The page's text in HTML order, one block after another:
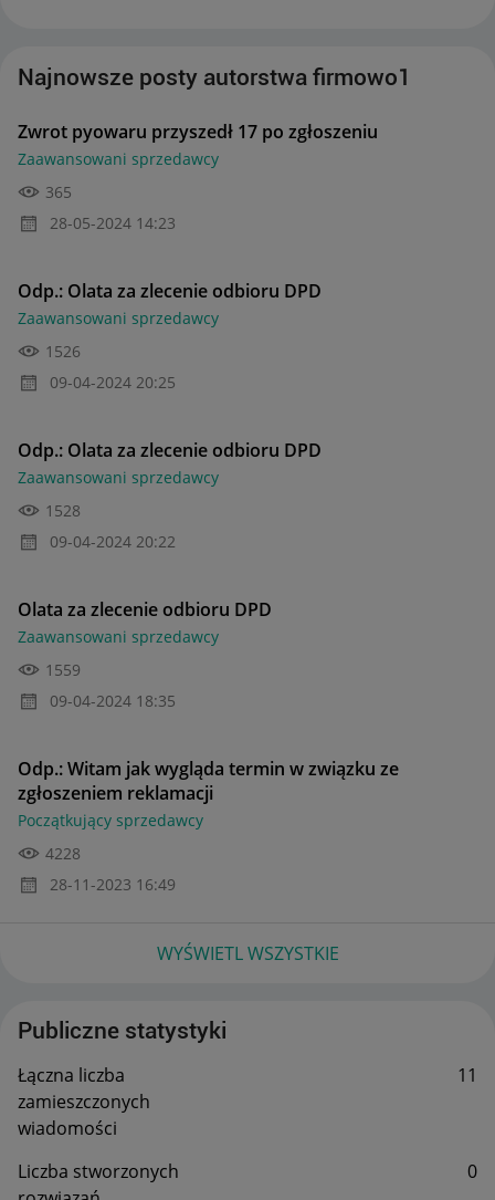
Najnowsze posty autorstwa firmowo1
Zwrot pyowaru przyszedł 17 po zgłoszeniu
Zaawansowani sprzedawcy
365
‎28-05-2024 14:23
Odp.: Olata za zlecenie odbioru DPD
Zaawansowani sprzedawcy
1526
‎09-04-2024 20:25
Odp.: Olata za zlecenie odbioru DPD
Zaawansowani sprzedawcy
1528
‎09-04-2024 20:22
Olata za zlecenie odbioru DPD
Zaawansowani sprzedawcy
1559
‎09-04-2024 18:35
Odp.: Witam jak wygląda termin w związku ze
zgłoszeniem reklamacji
Początkujący sprzedawcy
4228
‎28-11-2023 16:49
WYŚWIETL WSZYSTKIE
Publiczne statystyki
Łączna liczba
zamieszczonych
wiadomości
11
Liczba stworzonych
0